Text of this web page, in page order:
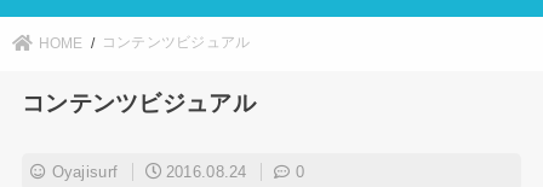
HOME コンテンツビジュアル
コンテンツビジュアル
Oyajisurf 2016.08.24 0